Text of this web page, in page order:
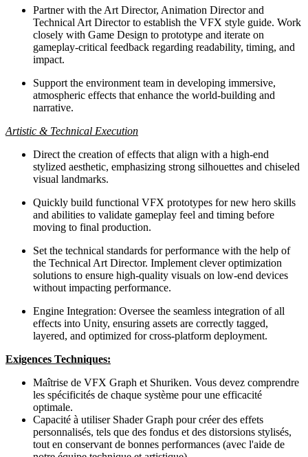
Partner with the Art Director, Animation Director and
Technical Art Director to establish the VFX style guide. Work
closely with Game Design to prototype and iterate on
gameplay-critical feedback regarding readability, timing, and
impact.
Support the environment team in developing immersive,
atmospheric effects that enhance the world-building and
narrative.
Artistic & Technical Execution
Direct the creation of effects that align with a high-end
stylized aesthetic, emphasizing strong silhouettes and chiseled
visual landmarks.
Quickly build functional VFX prototypes for new hero skills
and abilities to validate gameplay feel and timing before
moving to final production.
Set the technical standards for performance with the help of
the Technical Art Director. Implement clever optimization
solutions to ensure high-quality visuals on low-end devices
without impacting performance.
Engine Integration: Oversee the seamless integration of all
effects into Unity, ensuring assets are correctly tagged,
layered, and optimized for cross-platform deployment.
Exigences Techniques:
Maîtrise de VFX Graph et Shuriken. Vous devez comprendre
les spécificités de chaque système pour une efficacité
optimale.
Capacité à utiliser Shader Graph pour créer des effets
personnalisés, tels que des fondus et des distorsions stylisés,
tout en conservant de bonnes performances (avec l'aide de